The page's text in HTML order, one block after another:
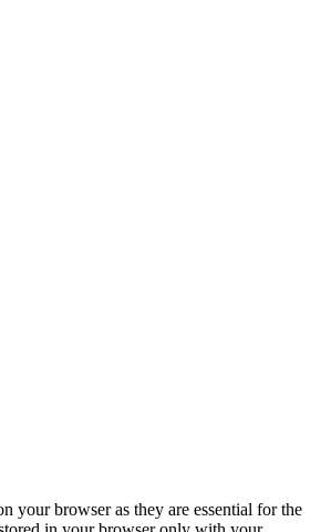
your browser as they are essential for the